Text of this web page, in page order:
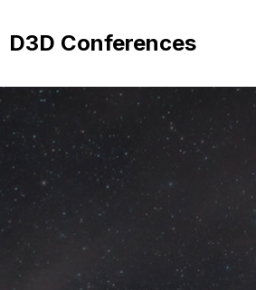
contenu
D3D Conferences